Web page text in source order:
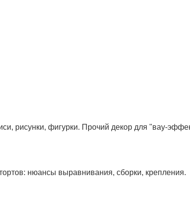
рисунки, фигурки. Прочий декор для "вау-
нюансы выравнивания, сборки, крепления.